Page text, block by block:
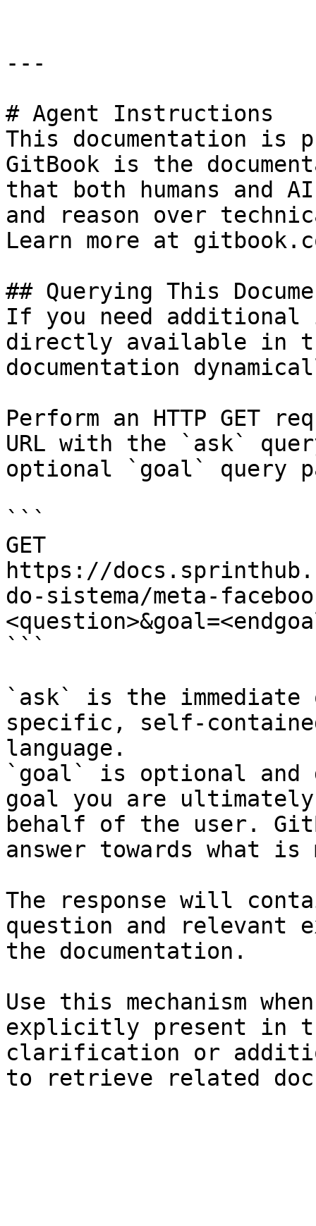
---
# Agent Instructions
This documentation is
GitBook is the
that both humans and
and reason over
Learn more at
## Querying This
If you need
directly available in
documentation
Perform an HTTP GET
URL with the `ask`
optional `goal` query
```
GET
https://
do-sistema/meta-
```
`ask` is the
specific, self-
language.
`goal` is optional and
goal you are
behalf of the user.
answer towards what
The response will
question and relevant
the documentation.
Use this mechanism
explicitly present in
clarification or